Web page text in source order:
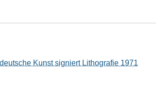
Kunst signiert Lithografie 1971